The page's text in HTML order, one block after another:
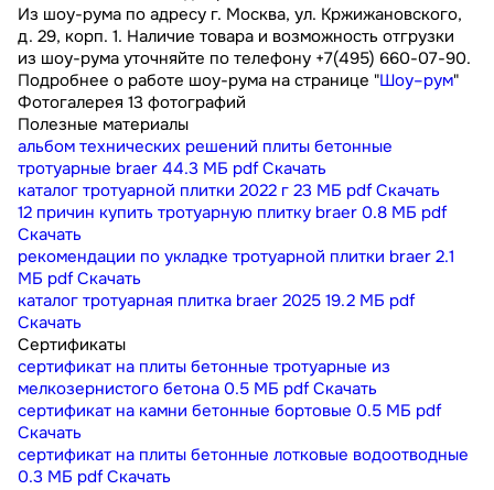
Из шоу-рума по адресу г. Москва, ул. Кржижановского,
д. 29, корп. 1. Наличие товара и возможность отгрузки
из шоу-рума уточняйте по телефону +7(495) 660-07-90.
Подробнее о работе шоу-рума на странице "Шоу–рум"
Фотогалерея 13 фотографий
Полезные материалы
альбом технических решений плиты бетонные
тротуарные braer 44.3 МБ pdf Скачать
каталог тротуарной плитки 2022 г 23 МБ pdf Скачать
12 причин купить тротуарную плитку braer 0.8 МБ pdf
Скачать
рекомендации по укладке тротуарной плитки braer 2.1
МБ pdf Скачать
каталог тротуарная плитка braer 2025 19.2 МБ pdf
Скачать
Сертификаты
сертификат на плиты бетонные тротуарные из
мелкозернистого бетона 0.5 МБ pdf Скачать
сертификат на камни бетонные бортовые 0.5 МБ pdf
Скачать
сертификат на плиты бетонные лотковые водоотводные
0.3 МБ pdf Скачать